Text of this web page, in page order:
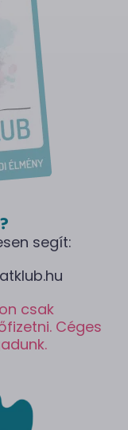
segít:
csak
Céges